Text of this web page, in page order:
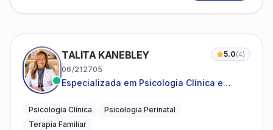
TALITA KANEBLEY 5.0(4)
06/212705
Especializada em Psicologia Clínica e
famílias
Psicologia Clínica
Psicologia Perinatal
Terapia Familiar